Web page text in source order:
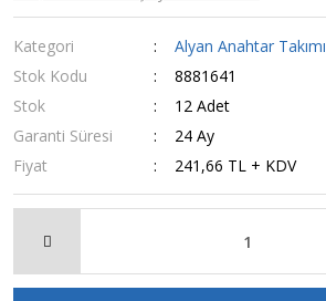
Kategori
Alyan Anahtar Takımı
Stok Kodu
8881641
Stok
12 Adet
Garanti Süresi
24 Ay
Fiyat
241,66 TL + KDV